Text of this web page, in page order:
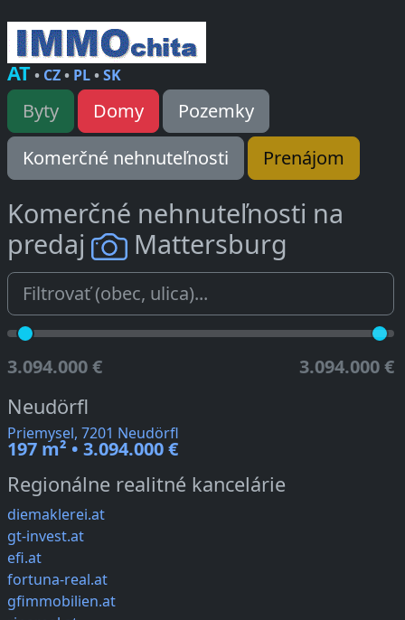
AT• CZ• PL•SK
Byty Domy
Pozemky
Komerčné nehnuteľnosti
Prenájom
Komerčné nehnuteľnosti na
predaj
Mattersburg
3.094.000 € 3.094.000 €
Neudörfl
Priemysel, 7201 Neudörfl
197 m² • 3.094.000 €
Regionálne realitné kancelárie
diemaklerei.at
gt-invest.at
efi.at
fortuna-real.at
gfimmobilien.at